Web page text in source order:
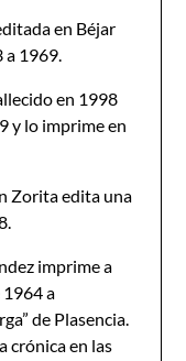
en Béjar
a 1969.
en 1998
y lo imprime en
Zorita edita una
imprime a
a
de Plasencia.
crónica en las